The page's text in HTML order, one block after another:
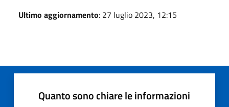
Ultimo aggiornamento: 27 luglio 2023, 12:15
Quanto sono chiare le informazioni